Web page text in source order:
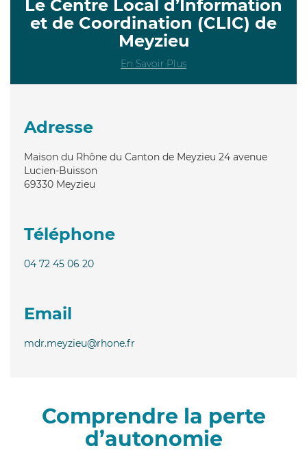
Le Centre Local d’Information
et de Coordination (CLIC) de
Meyzieu
En Savoir Plus
Adresse
Maison du Rhône du Canton de Meyzieu 24 avenue
Lucien-Buisson
69330 Meyzieu
Téléphone
04 72 45 06 20
Email
mdr.meyzieu@rhone.fr
Comprendre la perte
d’autonomie